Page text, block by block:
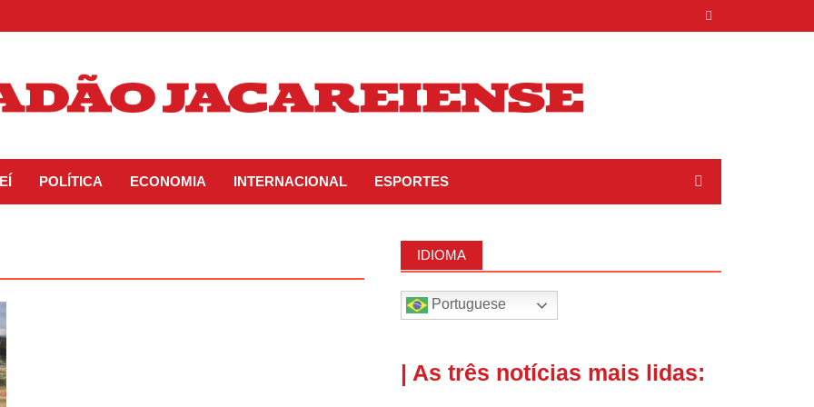
POLÍTICA ECONOMIA INTERNACIONAL ESPORTES
IDIOMA
Portuguese
| As três notícias mais lidas: